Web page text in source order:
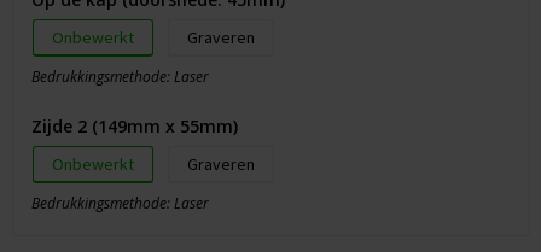
Onbewerkt Graveren
Bedrukkingsmethode: Laser
Zijde 2 (149mm x 55mm)
Onbewerkt Graveren
Bedrukkingsmethode: Laser